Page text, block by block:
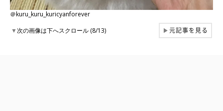
＠kuru_kuru_kuricyanforever
▼次の画像は下へスクロール (8/13) ▶元記事を見る